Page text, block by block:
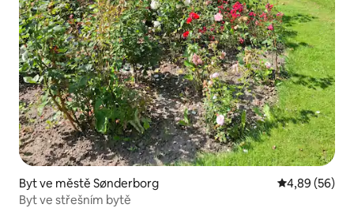
Byt ve městě Sønderborg Průměrné
4,89 (56)
Byt ve střešním bytě